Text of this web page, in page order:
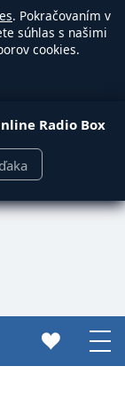
. Pokračovaním v
súhlas s našimi
cookies.
Radio Box